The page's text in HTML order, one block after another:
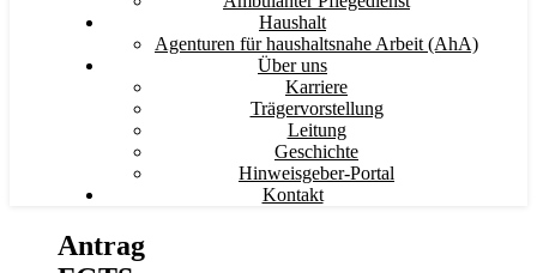
Haushalt
Agenturen für haushaltsnahe Arbeit (AhA)
Über uns
Karriere
Trägervorstellung
Leitung
Geschichte
Hinweisgeber-Portal
Kontakt
Antrag